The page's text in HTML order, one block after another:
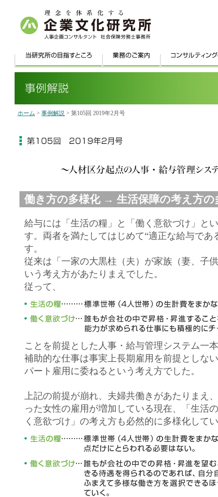
ホーム > 事例解説 > 第105回 2019年2月号
働き方の多様化 → 生活保障の考え方の
給与には「生活の糧」と「働く意欲づけ」と
す。両者を満たしてはじめて“適正な給与であ
す。
従来は「一家の大黒柱（夫）が家族（妻、子
いう考え方があたりまえでした。
従って、
ことを前提とした人事・給与管理システム一
補助的な仕事は事実上長期雇用を前提としな
パート雇用に委ねるという考え方でした。
上記の前提が崩れ、夫婦共働きがあたりまえ
った女性の雇用が増加している現在、「生活
く意欲づけ」の考え方も必然的に多様化して